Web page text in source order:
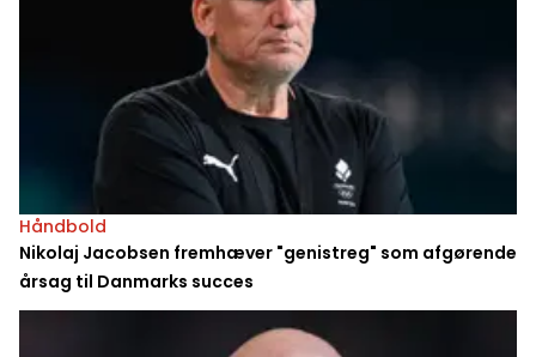
Håndbold
Nikolaj Jacobsen fremhæver "genistreg" som afgørende
årsag til Danmarks succes